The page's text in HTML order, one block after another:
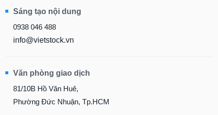
Sáng tạo nội dung
0938 046 488
info@vietstock.vn
Văn phòng giao dịch
81/10B Hồ Văn Huê,
Phường Đức Nhuận, Tp.HCM